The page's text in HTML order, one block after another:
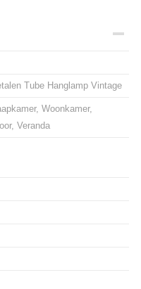
Tube Hanglamp Vintage
Woonkamer,
Veranda